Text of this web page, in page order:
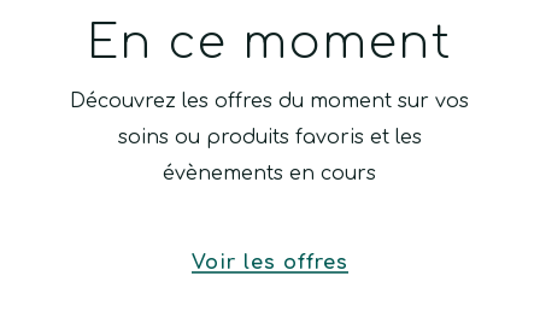
En ce moment
Découvrez les offres du moment sur vos
soins ou produits favoris et les
évènements en cours
Voir les offres